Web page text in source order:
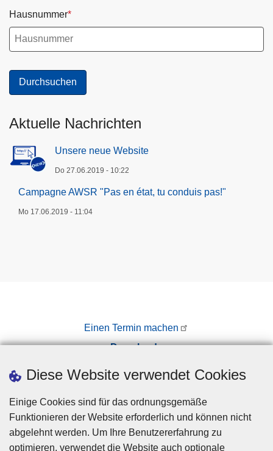
Diese Website verwendet Cookies
Einige Cookies sind für das ordnungsgemäße
Funktionieren der Website erforderlich und können nicht
abgelehnt werden. Um Ihre Benutzererfahrung zu
optimieren, verwendet die Website auch optionale
Hausnummer
Aktuelle Nachrichten
Unsere neue Website
Do 27.06.2019 - 10:22
Campagne AWSR "Pas en état, tu conduis pas!"
Mo 17.06.2019 - 11:04
Einen Termin machen
Downloads